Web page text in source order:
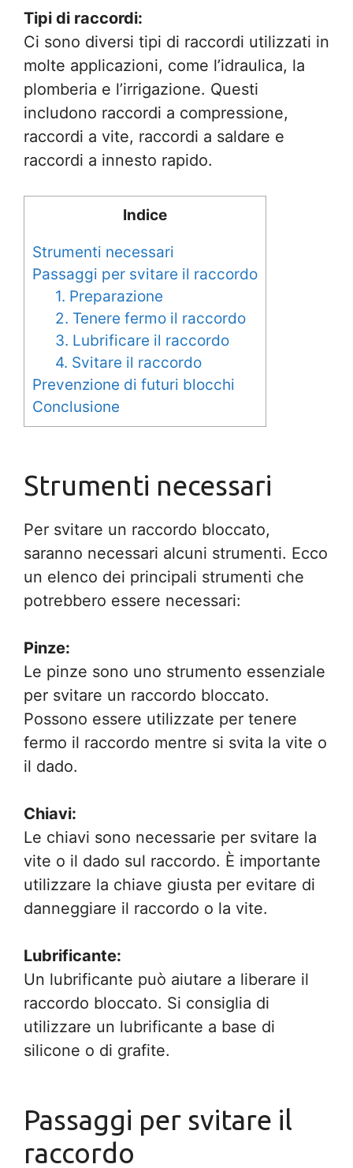
Tipi di raccordi:
Ci sono diversi tipi di raccordi utilizzati in
molte applicazioni, come l’idraulica, la
plomberia e l’irrigazione. Questi
includono raccordi a compressione,
raccordi a vite, raccordi a saldare e
raccordi a innesto rapido.
Indice
Strumenti necessari
Passaggi per svitare il raccordo
1. Preparazione
2. Tenere fermo il raccordo
3. Lubrificare il raccordo
4. Svitare il raccordo
Prevenzione di futuri blocchi
Conclusione
Strumenti necessari
Per svitare un raccordo bloccato,
saranno necessari alcuni strumenti. Ecco
un elenco dei principali strumenti che
potrebbero essere necessari:
Pinze:
Le pinze sono uno strumento essenziale
per svitare un raccordo bloccato.
Possono essere utilizzate per tenere
fermo il raccordo mentre si svita la vite o
il dado.
Chiavi:
Le chiavi sono necessarie per svitare la
vite o il dado sul raccordo. È importante
utilizzare la chiave giusta per evitare di
danneggiare il raccordo o la vite.
Lubrificante:
Un lubrificante può aiutare a liberare il
raccordo bloccato. Si consiglia di
utilizzare un lubrificante a base di
silicone o di grafite.
Passaggi per svitare il
raccordo